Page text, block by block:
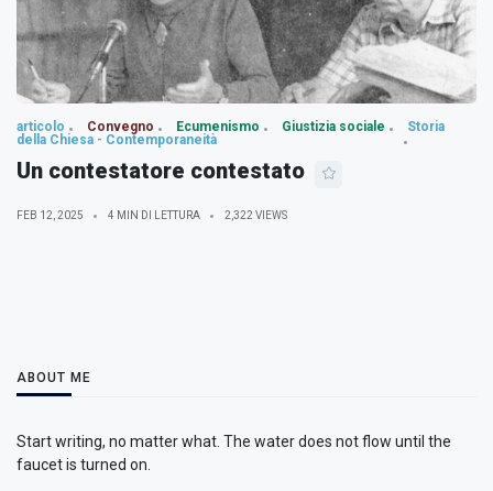
articolo Convegno Ecumenismo Giustizia sociale
Storia
della Chiesa - Contemporaneità
Un contestatore contestato
FEB 12, 2025 4 MIN DI LETTURA 2,322 VIEWS
ABOUT ME
Start writing, no matter what. The water does not flow until the
faucet is turned on.